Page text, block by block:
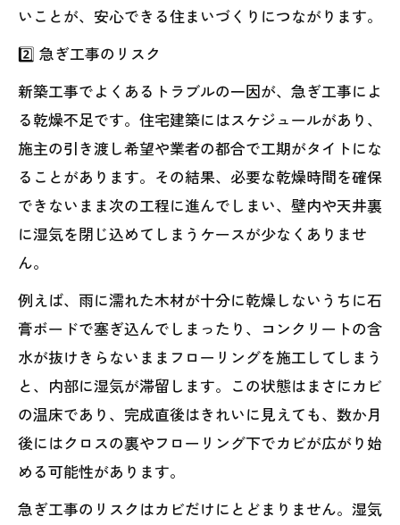
いことが、安心できる住まいづくりにつながります。
2️⃣ 急ぎ工事のリスク
新築工事でよくあるトラブルの一因が、急ぎ工事によ
る乾燥不足です。住宅建築にはスケジュールがあり、
施主の引き渡し希望や業者の都合で工期がタイトにな
ることがあります。その結果、必要な乾燥時間を確保
できないまま次の工程に進んでしまい、壁内や天井裏
に湿気を閉じ込めてしまうケースが少なくありませ
ん。
例えば、雨に濡れた木材が十分に乾燥しないうちに石
膏ボードで塞ぎ込んでしまったり、コンクリートの含
水が抜けきらないままフローリングを施工してしまう
と、内部に湿気が滞留します。この状態はまさにカビ
の温床であり、完成直後はきれいに見えても、数か月
後にはクロスの裏やフローリング下でカビが広がり始
める可能性があります。
急ぎ工事のリスクはカビだけにとどまりません。湿気